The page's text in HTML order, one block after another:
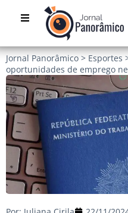
Jornal Panorâmico > Esportes
oportunidades de emprego